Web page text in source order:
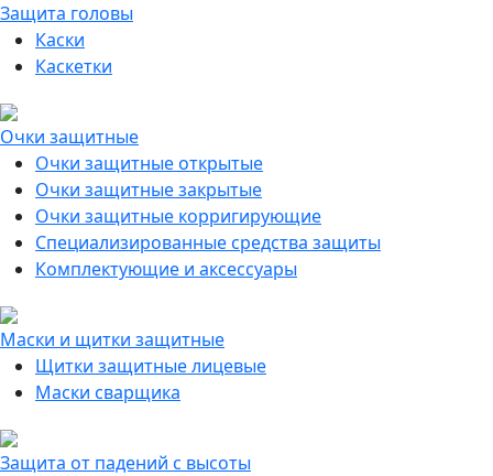
Защита головы
Каски
Каскетки
Очки защитные
Очки защитные открытые
Очки защитные закрытые
Очки защитные корригирующие
Специализированные средства защиты
Комплектующие и аксессуары
Маски и щитки защитные
Щитки защитные лицевые
Маски сварщика
Защита от падений с высоты